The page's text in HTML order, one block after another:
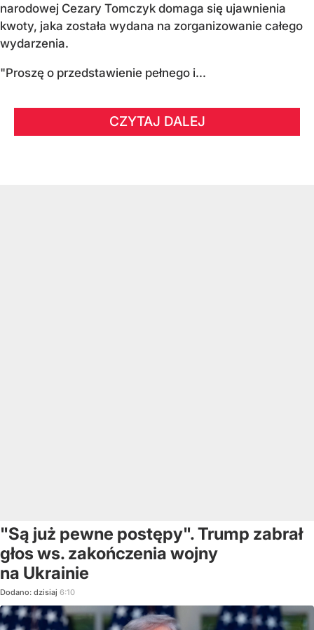
narodowej Cezary Tomczyk domaga się ujawnienia
kwoty, jaka została wydana na zorganizowanie całego
wydarzenia.
"Proszę o przedstawienie pełnego i...
CZYTAJ DALEJ
"Są już pewne postępy". Trump zabrał
głos ws. zakończenia wojny
na Ukrainie
Dodano: dzisiaj 6:10